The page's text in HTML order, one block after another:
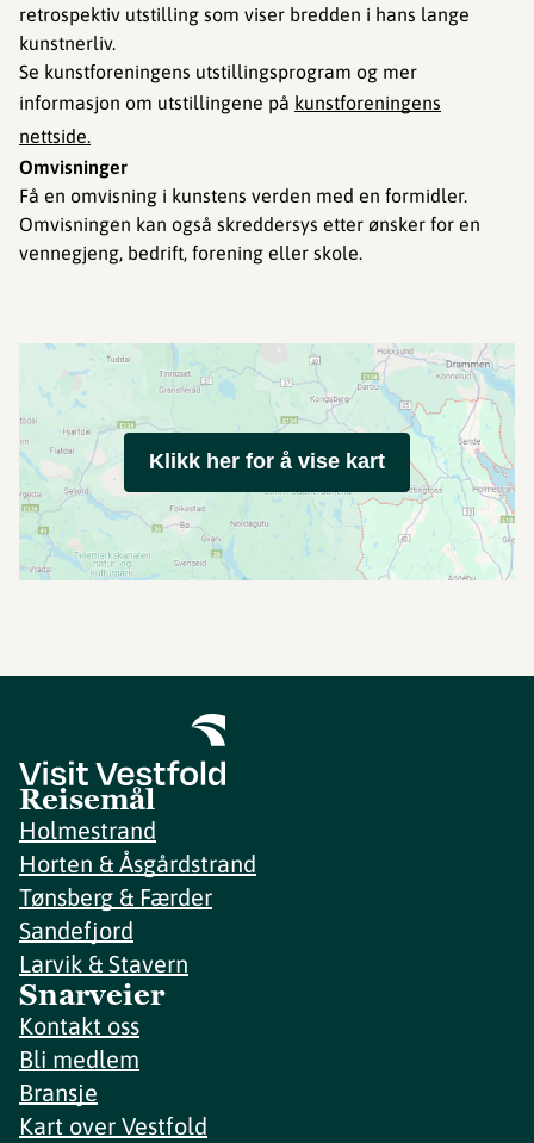
retrospektiv utstilling som viser bredden i hans lange
kunstnerliv.
Se kunstforeningens utstillingsprogram og mer
informasjon om utstillingene på kunstforeningens
nettside.
Omvisninger
Få en omvisning i kunstens verden med en formidler.
Omvisningen kan også skreddersys etter ønsker for en
vennegjeng, bedrift, forening eller skole.
Klikk her for å vise kart
Reisemål
Holmestrand
Horten & Åsgårdstrand
Tønsberg & Færder
Sandefjord
Larvik & Stavern
Snarveier
Kontakt oss
Bli medlem
Bransje
Kart over Vestfold